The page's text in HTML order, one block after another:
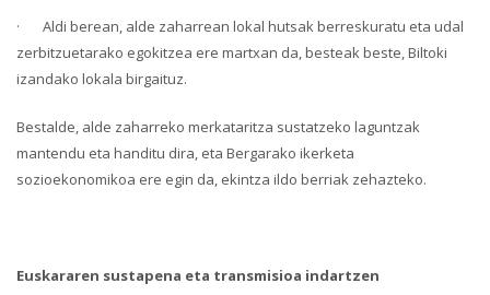
· Aldi berean, alde zaharrean lokal hutsak berreskuratu eta udal
zerbitzuetarako egokitzea ere martxan da, besteak beste, Biltoki
izandako lokala birgaituz.
Bestalde, alde zaharreko merkataritza sustatzeko laguntzak
mantendu eta handitu dira, eta Bergarako ikerketa
sozioekonomikoa ere egin da, ekintza ildo berriak zehazteko.
Euskararen sustapena eta transmisioa indartzen